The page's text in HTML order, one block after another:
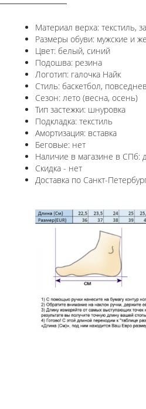
Материал верха: текстиль,
Размеры обуви: мужские и
Цвет: белый, синий
Подошва: резина
Логотип: галочка Найк
Стиль: баскетбол,
Сезон: лето (весна, осень)
Тип застежки: шнуровка
Подкладка: текстиль
Амортизация: вставка
Беговые: нет
Наличие в магазине в СПб:
Скидка - нет
Доставка по Санкт-